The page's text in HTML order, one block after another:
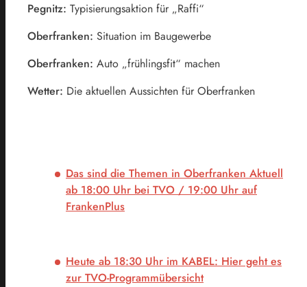
Pegnitz: Typisierungsaktion für „Raffi“
Oberfranken: Situation im Baugewerbe
Oberfranken: Auto „frühlingsfit“ machen
Wetter: Die aktuellen Aussichten für Oberfranken
Das sind die Themen in Oberfranken Aktuell
ab 18:00 Uhr bei TVO / 19:00 Uhr auf
FrankenPlus
Heute ab 18:30 Uhr im KABEL: Hier geht es
zur TVO-Programmübersicht